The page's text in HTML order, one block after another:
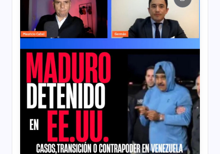
t
á
ía
nacional,
distrital,
siguientes
servicios:
Consultoría
especializada
humanos,